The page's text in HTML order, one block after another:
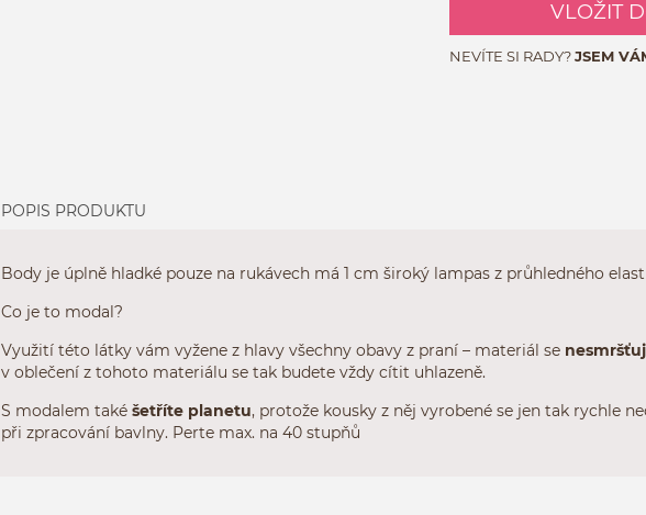
VLOŽIT
NEVÍTE SI RADY?JSEM
POPIS PRODUKTU
Body je úplně hladké pouze na rukávech má 1 cm široký lampas z průhledného
Co je to modal?
Využití této látky vám vyžene z hlavy všechny obavy z praní – materiál se
v oblečení z tohoto materiálu se tak budete vždy cítit uhlazeně.
S modalem také šetříte planetu, protože kousky z něj vyrobené se jen tak rychle
při zpracování bavlny. Perte max. na 40 stupňů